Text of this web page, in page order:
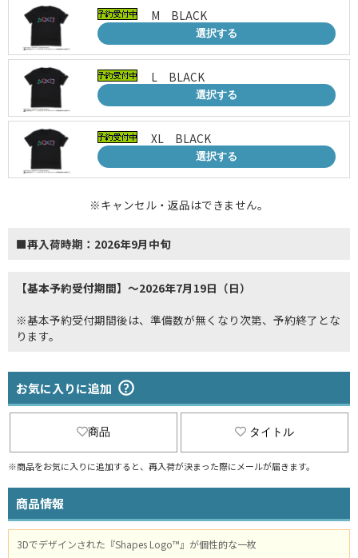
M BLACK
選択する
L BLACK
選択する
XL BLACK
選択する
※キャンセル・返品はできません。
■再入荷時期：2026年9月中旬
【基本予約受付期間】～2026年7月19日（日）
※基本予約受付期間後は、準備数が無くなり次第、予約終了とな
ります。
お気に入りに追加
商品 タイトル
※商品をお気に入りに追加すると、再入荷が決まった際にメールが届きます。
商品情報
3Dでデザインされた『Shapes Logo™』が個性的な一枚